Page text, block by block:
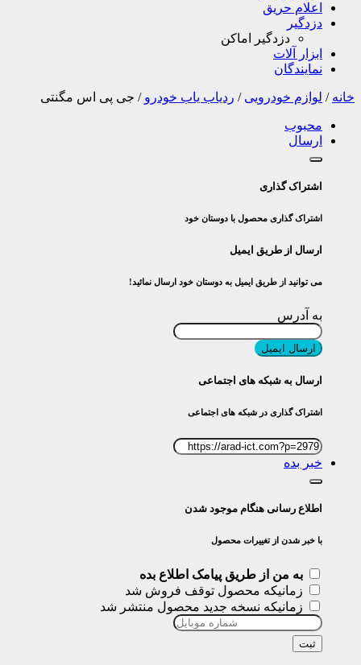
اعلام حریق
دزدگیر
دزدگیر اماکن
ابزار آلات
نمایندگان
خانه / لوازم خودرویی / ردیاب یاب خودرو / جی پی اس مگنتی
محبوب
ارسال
اشتراک گذاری
اشتراک گذاری محصول با دوستان خود
ارسال از طریق ایمیل
می توانید از طریق ایمیل به دوستان خود ارسال نمائید!
به آدرس
ارسال ایمیل
ارسال به شبکه های اجتماعی
اشتراک گذاری در شبکه های اجتماعی
خبر بده
اطلاع رسانی هنگام موجود شدن
با خبر شدن از تغییرات محصول
به من از طریق پیامک اطلاع بده
زمانیکه محصول توقف فروش شد
زمانیکه نسخه جدید محصول منتشر شد
ثبت